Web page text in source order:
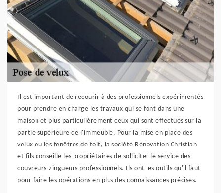
Il est important de recourir à des professionnels expérimentés
pour prendre en charge les travaux qui se font dans une
maison et plus particulièrement ceux qui sont effectués sur la
partie supérieure de l'immeuble. Pour la mise en place des
velux ou les fenêtres de toit, la société Rénovation Christian
et fils conseille les propriétaires de solliciter le service des
couvreurs-zingueurs professionnels. Ils ont les outils qu'il faut
pour faire les opérations en plus des connaissances précises.